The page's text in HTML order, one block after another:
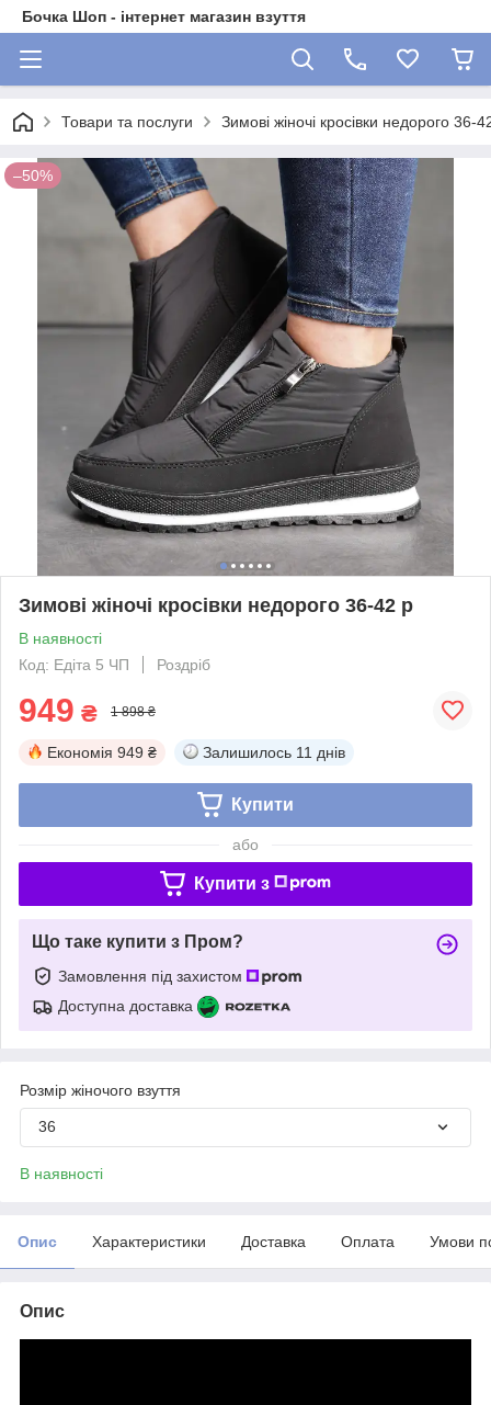
Бочка Шоп - інтернет магазин взуття
Товари та послуги Зимові жіночі кросівки недорого 36-
–50%
Зимові жіночі кросівки недорого 36-42 р
В наявності
Код: Едіта 5 ЧП
Роздріб
949 ₴ 1 898 ₴
Економія 949 ₴ Залишилось 11 днів
Купити
або
Купити з
Що таке купити з Пром?
Замовлення під захистом
Доступна доставка
Розмір жіночого взуття
36
В наявності
Опис Характеристики Доставка Оплата Умови
Опис